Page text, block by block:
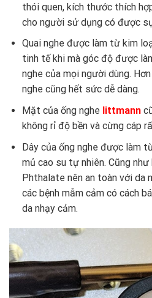
thói quen, kích thước thích
cho người sử dụng có được
Quai nghe được làm từ kim
tinh tế khi mà góc độ được
nghe của mọi người dùng.
nghe cũng hết sức dễ dàng.
Mặt của ống nghe littmann
không rỉ độ bền và cừng cáp
Dây của ống nghe được làm
mủ cao su tự nhiên. Cũng
Phthalate nên an toàn với da
các bệnh mẫm cảm có cách
da nhạy cảm.